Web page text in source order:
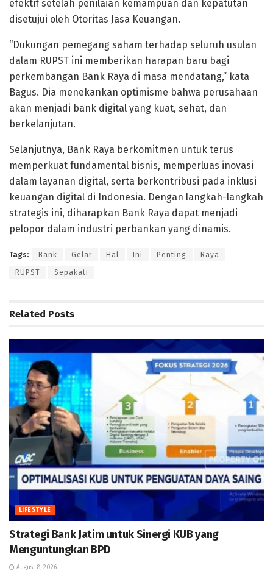
efektif setelah penilaian kemampuan dan kepatutan
disetujui oleh Otoritas Jasa Keuangan.
“Dukungan pemegang saham terhadap seluruh usulan
dalam RUPST ini memberikan harapan baru bagi
perkembangan Bank Raya di masa mendatang,” kata
Bagus. Dia menekankan optimisme bahwa perusahaan
akan menjadi bank digital yang kuat, sehat, dan
berkelanjutan.
Selanjutnya, Bank Raya berkomitmen untuk terus
memperkuat fundamental bisnis, memperluas inovasi
dalam layanan digital, serta berkontribusi pada inklusi
keuangan digital di Indonesia. Dengan langkah-langkah
strategis ini, diharapkan Bank Raya dapat menjadi
pelopor dalam industri perbankan yang dinamis.
Tags: Bank Gelar Hal Ini Penting Raya
RUPST Sepakati
Related Posts
LIFESTYLE
Strategi Bank Jatim untuk Sinergi KUB yang
Menguntungkan BPD
August 8, 2026